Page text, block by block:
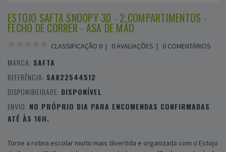
ESTOJO SAFTA SNOOPY 3D - 2 COMPARTIMENTOS -
FECHO DE CORRER - ASA DE MÃO
CLASSIFICAÇÃO 0 | 0 AVALIAÇÕES | 0 COMENTÁRIOS
MARCA: SAFTA
REFERÊNCIA: SA822544512
DISPONIBILIDADE: DISPONÍVEL
ENVIO: NO PRÓPRIO DIA PARA ENCOMENDAS CONFIRMADAS
ATÉ ÀS 16H.
Torne a rotina escolar muito mais divertida e organizada com o Estojo